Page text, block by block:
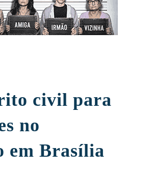
civil para
no
em Brasília